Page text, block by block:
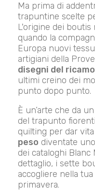
Ma prima di
trapuntine scelte
L'origine dei boutis
quando la
Europa nuovi
artigiani della
disegni del ricamo
ultimi creino dei
punto dopo punto.
È un’arte che da
del trapunto
quilting per dar vita
peso diventate
dei cataloghi Blanc
dettaglio, i sette
accogliere nella
primavera.